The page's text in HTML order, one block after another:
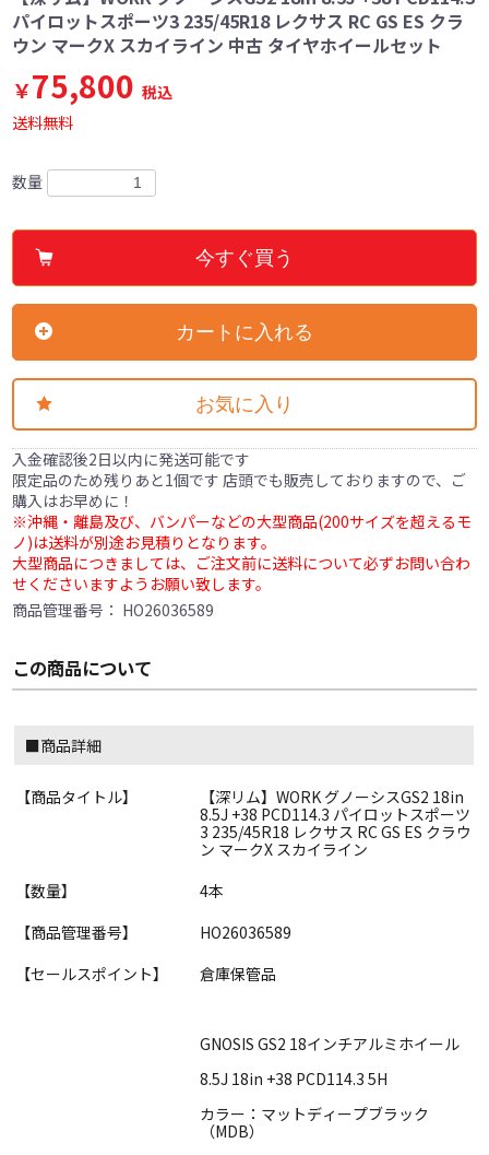
パイロットスポーツ3 235/45R18 レクサス RC GS ES クラ
ウン マークX スカイライン 中古 タイヤホイールセット
￥75,800 税込
送料無料
数量
今すぐ買う
カートに入れる
お気に入り
入金確認後2日以内に発送可能です
限定品のため残りあと1個です 店頭でも販売しておりますので、ご
購入はお早めに！
※沖縄・離島及び、バンパーなどの大型商品(200サイズを超えるモ
ノ)は送料が別途お見積りとなります。
大型商品につきましては、ご注文前に送料について必ずお問い合わ
せくださいますようお願い致します。
商品管理番号： HO26036589
この商品について
■商品詳細
【商品タイトル】
【深リム】WORK グノーシスGS2 18in
8.5J +38 PCD114.3 パイロットスポーツ
3 235/45R18 レクサス RC GS ES クラウ
ン マークX スカイライン
【数量】
4本
【商品管理番号】
HO26036589
【セールスポイント】
倉庫保管品
GNOSIS GS2 18インチアルミホイール
8.5J 18in +38 PCD114.3 5H
カラー：マットディープブラック
（MDB）